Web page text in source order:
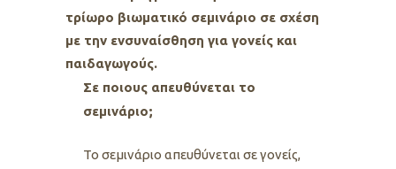
τρίωρο βιωματικό σεμινάριο σε σχέση
με την ενσυναίσθηση για γονείς και
παιδαγωγούς.
Σε ποιους απευθύνεται το
σεμινάριο;
Το σεμινάριο απευθύνεται σε γονείς,